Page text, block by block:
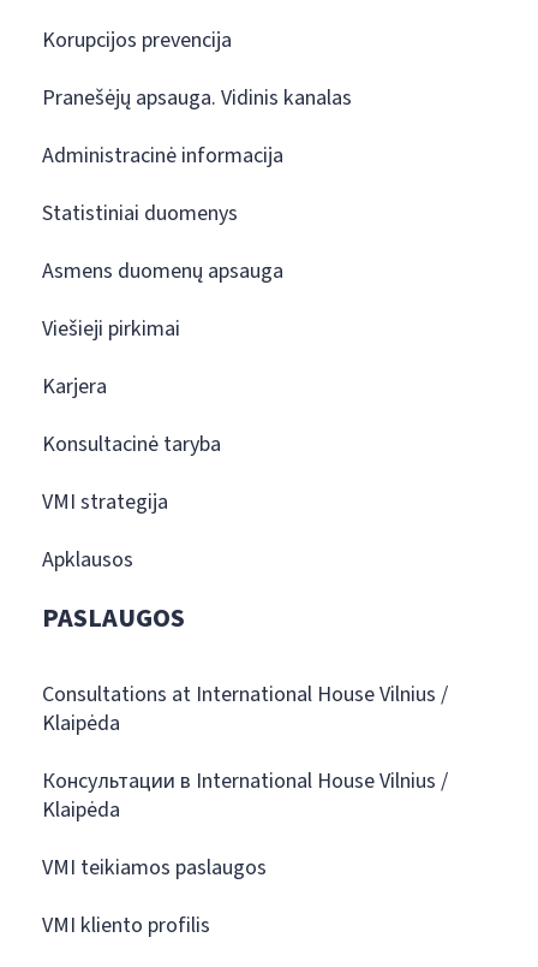
Korupcijos prevencija
Pranešėjų apsauga. Vidinis kanalas
Administracinė informacija
Statistiniai duomenys
Asmens duomenų apsauga
Viešieji pirkimai
Karjera
Konsultacinė taryba
VMI strategija
Apklausos
PASLAUGOS
Consultations at International House Vilnius /
Klaipėda
Консультации в International House Vilnius /
Klaipėda
VMI teikiamos paslaugos
VMI kliento profilis